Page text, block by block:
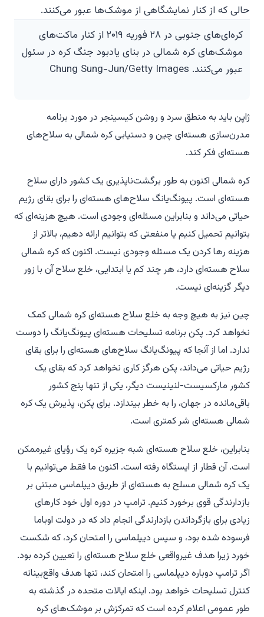
کره‌ای‌های جنوبی در ۲۸ فوریه ۲۰۱۹ از کنار ماکت‌های
موشک‌های کره شمالی در بنای یادبود جنگ کره در سئول
عبور می‌کنند. Chung Sung-Jun/Getty Images
ژاپن باید به منطق سرد و روشن کیسینجر در مورد برنامه
مدرن‌سازی هسته‌ای چین و دستیابی کره شمالی به سلاح‌های
هسته‌ای فکر کند.
کره شمالی اکنون به طور برگشت‌ناپذیری یک کشور دارای سلاح
هسته‌ای است. پیونگ‌یانگ سلاح‌های هسته‌ای را برای بقای رژیم
حیاتی می‌داند و بنابراین مسئله‌ای وجودی است. هیچ هزینه‌ای که
بتوانیم تحمیل کنیم یا منفعتی که بتوانیم ارائه دهیم، بالاتر از
هزینه رها کردن یک مسئله وجودی نیست. اکنون که کره شمالی
سلاح هسته‌ای دارد، هر چند کم یا ابتدایی، خلع سلاح آن با زور
دیگر گزینه‌ای نیست.
چین نیز به هیچ وجه به خلع سلاح هسته‌ای کره شمالی کمک
نخواهد کرد. پکن برنامه تسلیحات هسته‌ای پیونگ‌یانگ را دوست
ندارد. اما از آنجا که پیونگ‌یانگ سلاح‌های هسته‌ای را برای بقای
رژیم حیاتی می‌داند، پکن هرگز کاری نخواهد کرد که بقای یک
کشور مارکسیست-لنینیست دیگر، یکی از تنها پنج کشور
باقی‌مانده در جهان، را به خطر بیندازد. برای پکن، پذیرش یک کره
شمالی هسته‌ای شر کمتری است.
بنابراین، خلع سلاح هسته‌ای شبه جزیره کره یک رؤیای غیرممکن
است. آن قطار از ایستگاه رفته است. اکنون ما فقط می‌توانیم با
یک کره شمالی مسلح به هسته‌ای از طریق دیپلماسی مبتنی بر
بازدارندگی قوی برخورد کنیم. ترامپ در دوره اول خود کارهای
زیادی برای بازگرداندن بازدارندگی انجام داد که در دولت اوباما
فرسوده شده بود، و سپس دیپلماسی را امتحان کرد، که شکست
خورد زیرا هدف غیرواقعی خلع سلاح هسته‌ای را تعیین کرده بود.
اگر ترامپ دوباره دیپلماسی را امتحان کند، تنها هدف واقع‌بینانه
کنترل تسلیحات خواهد بود. اینکه ایالات متحده در گذشته به
طور عمومی اعلام کرده است که تمرکزش بر موشک‌های کره